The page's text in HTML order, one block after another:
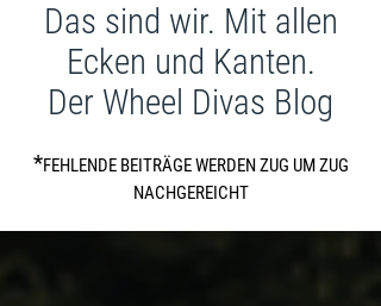
Das sind wir. Mit allen
Ecken und Kanten.
Der Wheel Divas Blog
*FEHLENDE BEITRÄGE WERDEN ZUG UM ZUG
NACHGEREICHT